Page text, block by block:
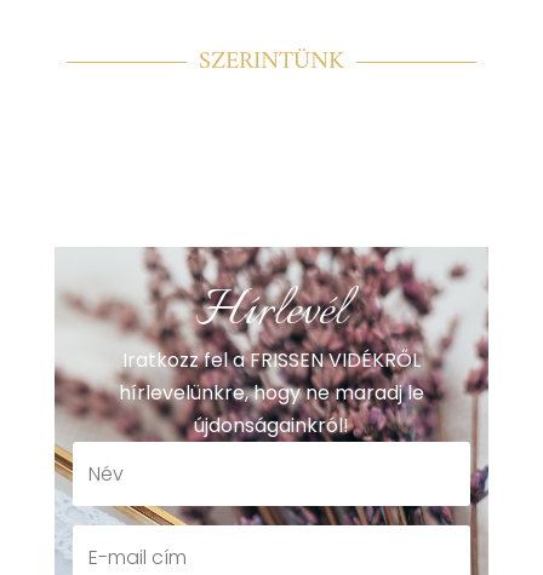
SZERINTÜNK
Hírlevél
Iratkozz fel a FRISSEN VIDÉKRŐL
hírlevelünkre, hogy ne maradj le
újdonságainkról!